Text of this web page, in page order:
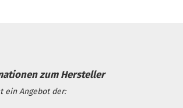
ein Angebot der: